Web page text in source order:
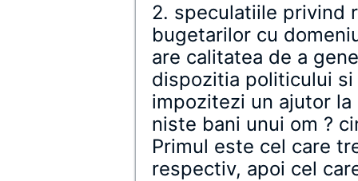
2. speculatiile privind
bugetarilor cu
are calitatea de a
dispozitia politicului
impozitezi un ajutor
niste bani unui om ?
Primul este cel care
respectiv, apoi cel